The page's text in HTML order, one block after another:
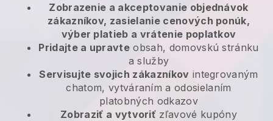
Zobrazenie a akceptovanie objednávok
zákazníkov, zasielanie cenových ponúk,
výber platieb a vrátenie poplatkov
Pridajte a upravte obsah, domovskú stránku
a služby
Servisujte svojich zákazníkov integrovaným
chatom, vytváraním a odosielaním
platobných odkazov
Zobraziť a vytvoriť zľavové kupóny